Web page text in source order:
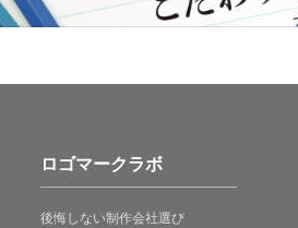
ロゴマークラボ
後悔しない制作会社選び